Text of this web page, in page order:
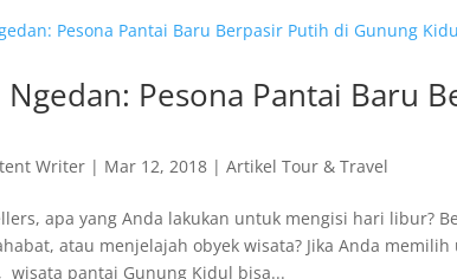
Ngedan: Pesona Pantai Baru
Writer | Mar 12, 2018 |Artikel Tour & Travel
apa yang Anda lakukan untuk mengisi hari libur?
atau menjelajah obyek wisata? Jika Anda
wisata pantai Gunung Kidul bisa...